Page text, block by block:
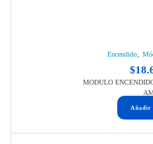
Encendido,
$
MODULO